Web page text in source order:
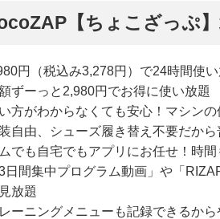
【ちょこざっぷ
円（税込み3,278円）で24時間使い
ずーっと2,980円でお得に使い放題
方がわからなくても安心！マシン
自由、シューズ履き替え不要だか
でも自宅でもアプリにお任せ！時
3日間集中プログラム動画」や「
放題
レーニングメニューも記録できるか